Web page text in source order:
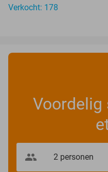
Verkocht: 178
Voordelig